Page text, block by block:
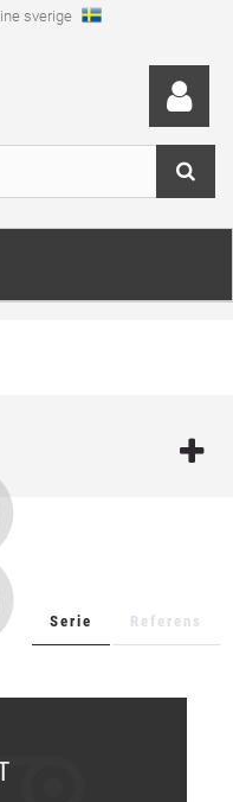
sverige
+
+
Referens
Serie